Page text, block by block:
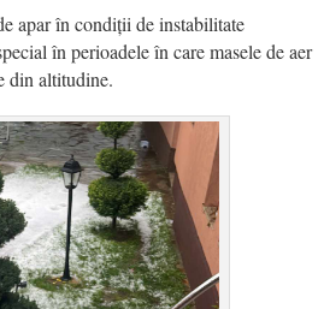
apar în condiții de instabilitate
în perioadele în care masele de aer
din altitudine.